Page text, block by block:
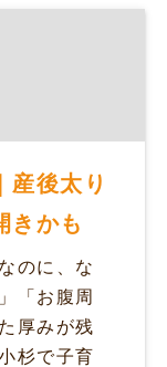
産後太り
きかも
のに、な
「お腹周
厚みが残
杉で子育